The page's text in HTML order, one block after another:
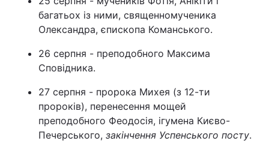
багатьох із ними, священномученика
Олександра, єпископа Команського.
26 серпня - преподобного Максима
Сповідника.
27 серпня - пророка Михея (з 12-ти
пророків), перенесення мощей
преподобного Феодосія, ігумена Києво-
Печерського, закінчення Успенського посту.